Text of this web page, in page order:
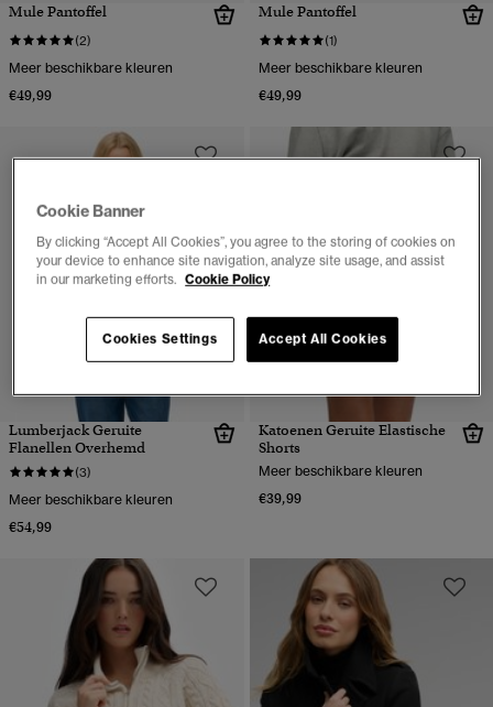
Mule Pantoffel
(2)
Meer beschikbare kleuren
€49,99
Mule Pantoffel
(1)
Meer beschikbare kleuren
€49,99
Lumberjack Geruite
Flanellen Overhemd
(3)
Meer beschikbare kleuren
€54,99
Katoenen Geruite Elastische
Shorts
Meer beschikbare kleuren
€39,99
Cookie Banner
By clicking “Accept All Cookies”, you agree to the storing of cookies on
your device to enhance site navigation, analyze site usage, and assist
in our marketing efforts. Cookie Policy
Cookies Settings Accept All Cookies